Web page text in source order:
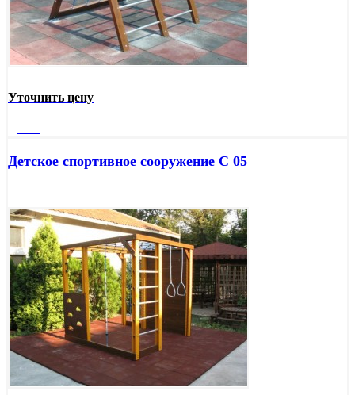
Уточнить цену
Детское спортивное сооружение С 05